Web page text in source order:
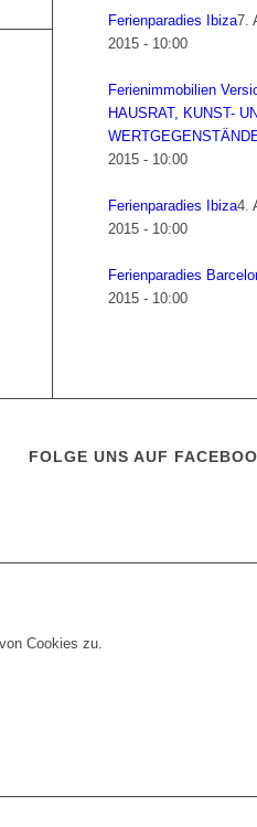
Ferienparadies Ibiza7.
2015 - 10:00
Ferienimmobilien
HAUSRAT, KUNST-
2015 - 10:00
Ferienparadies Ibiza4.
2015 - 10:00
Ferienparadies
2015 - 10:00
FOLGE UNS AUF
Cookies zu.